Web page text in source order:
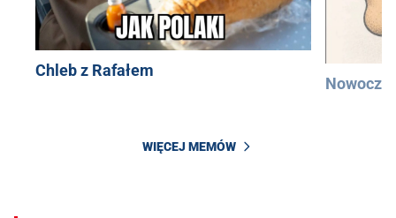
Chleb z Rafałem
WIĘCEJ MEMÓW